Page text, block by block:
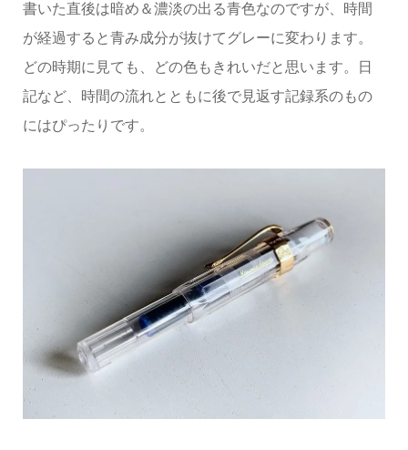
書いた直後は暗め＆濃淡の出る青色なのですが、時間
が経過すると青み成分が抜けてグレーに変わります。
どの時期に見ても、どの色もきれいだと思います。日
記など、時間の流れとともに後で見返す記録系のもの
にはぴったりです。